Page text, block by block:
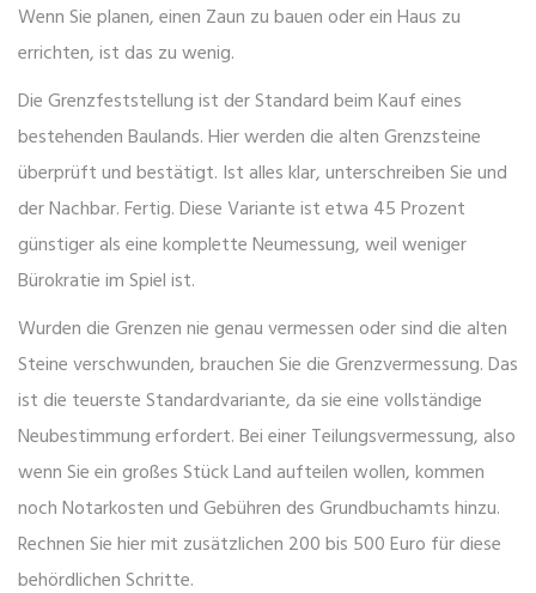
Wenn Sie planen, einen Zaun zu bauen oder ein Haus zu
errichten, ist das zu wenig.
DieGrenzfeststellungist der Standard beim Kauf eines
bestehenden Baulands. Hier werden die alten Grenzsteine
überprüft und bestätigt. Ist alles klar, unterschreiben Sie und
der Nachbar. Fertig. Diese Variante ist etwa 45 Prozent
günstiger als eine komplette Neumessung, weil weniger
Bürokratie im Spiel ist.
Wurden die Grenzen nie genau vermessen oder sind die alten
Steine verschwunden, brauchen Sie dieGrenzvermessung. Das
ist die teuerste Standardvariante, da sie eine vollständige
Neubestimmung erfordert. Bei einerTeilungsvermessung, also
wenn Sie ein großes Stück Land aufteilen wollen, kommen
noch Notarkosten und Gebühren des Grundbuchamts hinzu.
Rechnen Sie hier mit zusätzlichen 200 bis 500 Euro für diese
behördlichen Schritte.